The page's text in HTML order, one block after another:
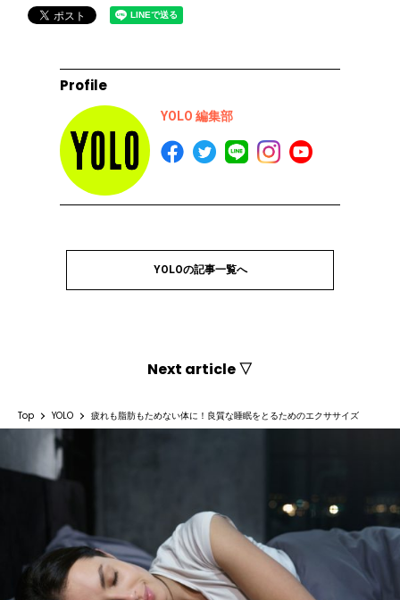
Profile
YOLO 編集部
YOLOの記事一覧へ
Next article ▽
Top YOLO 疲れも脂肪もためない体に！良質な睡眠をとるためのエクササイズ